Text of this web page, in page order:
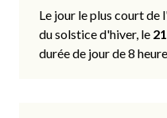
Le jour le plus court de
du solstice d'hiver, le
durée de jour de 8